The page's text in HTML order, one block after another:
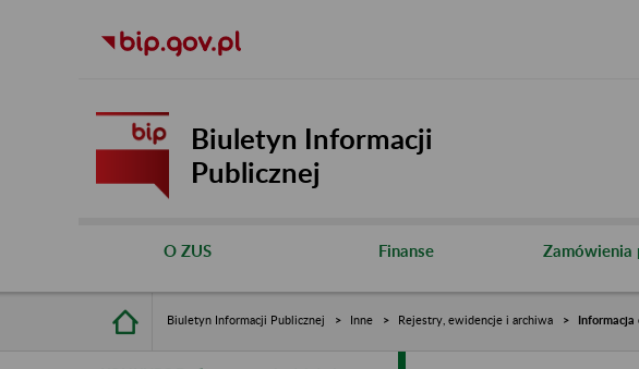
Biuletyn Informacji
Publicznej
O ZUS Finanse Zamówienia
Biuletyn Informacji Publicznej Inne Rejestry, ewidencje i archiwa Informacja